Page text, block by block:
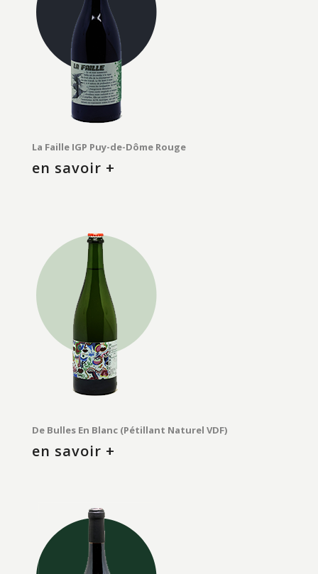
La Faille IGP Puy-de-Dôme Rouge
en savoir +
De Bulles En Blanc (Pétillant Naturel VDF)
en savoir +